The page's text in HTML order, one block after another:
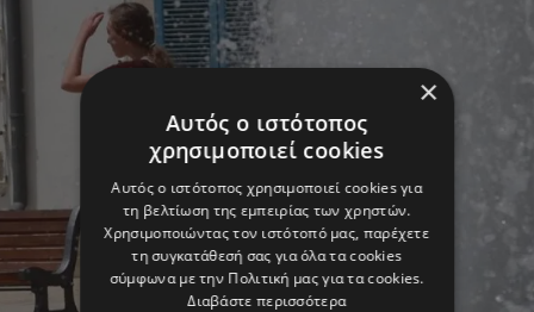
×
Αυτός ο ιστότοπος
χρησιμοποιεί cookies
Αυτός ο ιστότοπος χρησιμοποιεί cookies για
τη βελτίωση της εμπειρίας των χρηστών.
Χρησιμοποιώντας τον ιστότοπό μας, παρέχετε
τη συγκατάθεσή σας για όλα τα cookies
σύμφωνα με την Πολιτική μας για τα cookies.
Διαβάστε περισσότερα